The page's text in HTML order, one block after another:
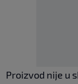
Proizvod nije u